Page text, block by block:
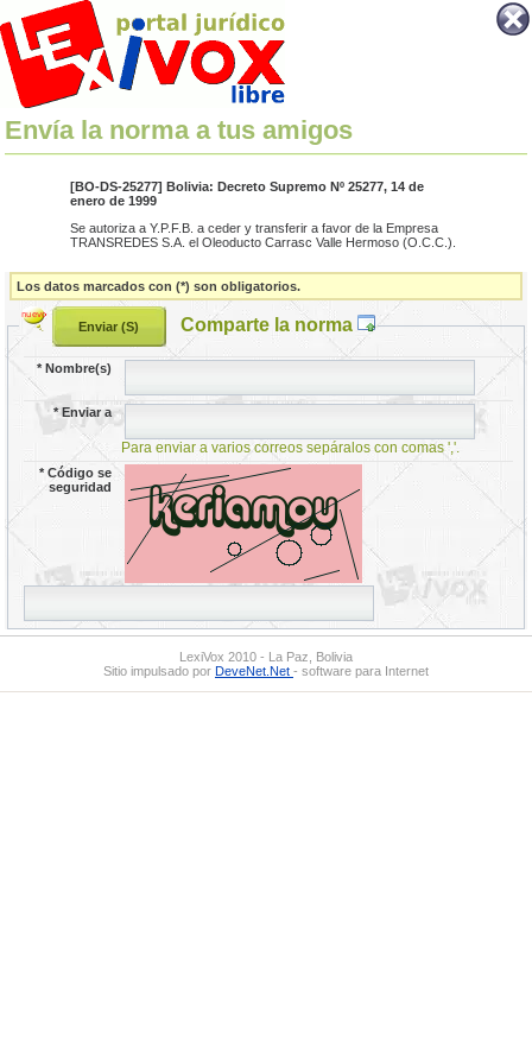
Envía la norma a tus amigos
[BO-DS-25277] Bolivia: Decreto Supremo Nº 25277, 14 de
enero de 1999
Se autoriza a Y.P.F.B. a ceder y transferir a favor de la Empresa
TRANSREDES S.A. el Oleoducto Carrasc Valle Hermoso (O.C.C.).
Los datos marcados con (*) son obligatorios.
Comparte la norma
*Nombre(s)
*Enviar a
Para enviar a varios correos sepáralos con comas ','.
*Código se
seguridad
LexiVox 2010 - La Paz, Bolivia
Sitio impulsado por DeveNet.Net - software para Internet